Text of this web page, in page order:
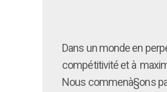
Dans un monde en
compétitivité et à
Nous commenà§ons